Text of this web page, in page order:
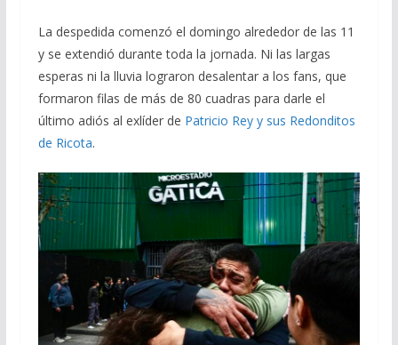
La despedida comenzó el domingo alrededor de las 11
y se extendió durante toda la jornada. Ni las largas
esperas ni la lluvia lograron desalentar a los fans, que
formaron filas de más de 80 cuadras para darle el
último adiós al exlíder de Patricio Rey y sus Redonditos
de Ricota.